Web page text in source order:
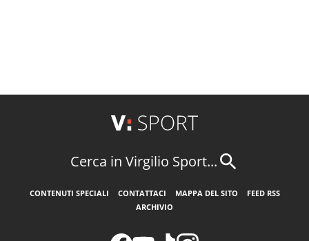
Cerca in Virgilio Sport...
CONTENUTI SPECIALI CONTATTACI MAPPA DEL SITO
FEED RSS
ARCHIVIO